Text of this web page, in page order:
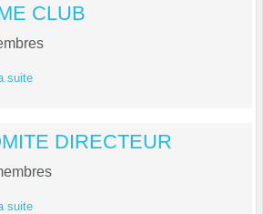
CLUB
suite
DIRECTEUR
suite